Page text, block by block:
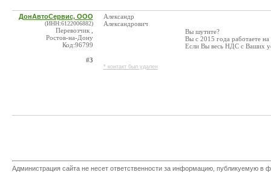
ДонАвтоСервис, ООО
(ИНН:6122006882)
Перевозчик ,
Ростов-на-Дону
Код:96799
#3
Александр
Александрович
* контакт был удален
Вы шутите?
Вы с 2015 года работаете
Если Вы весь НДС с Ваших
Администрация сайта не несет ответственности за информацию, публикуемую